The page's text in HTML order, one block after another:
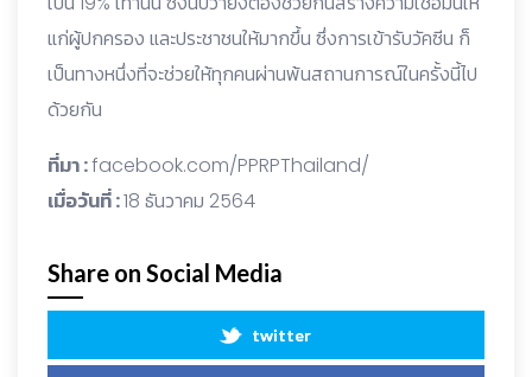
แก่ผู้ปกครอง และประชาชนให้มากขึ้น ซึ่งการเข้ารับวัคซีน ก็
เป็นทางหนึ่งที่จะช่วยให้ทุกคนผ่านพ้นสถานการณ์ในครั้งนี้ไป
ด้วยกัน
ที่มา :facebook.com/PPRPThailand/
เมื่อวันที่ :18 ธันวาคม 2564
Share on Social Media
twitter